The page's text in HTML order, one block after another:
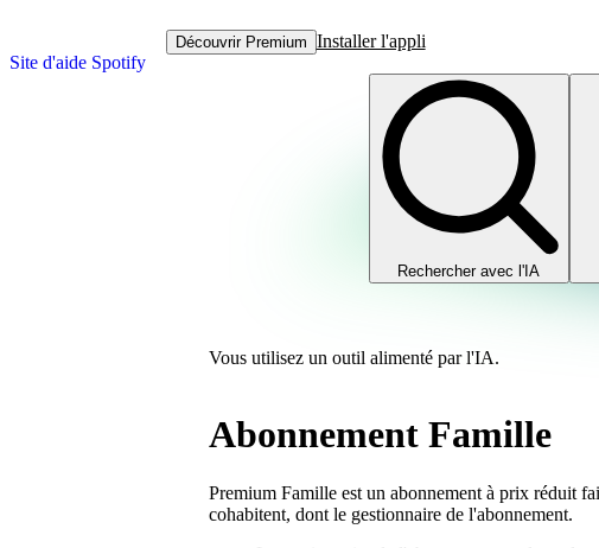
Site d'aide Spotify
Découvrir Premium Installer l'appli
Rechercher avec l'IA
Vous utilisez un outil alimenté par l'IA.
Abonnement Famille
Premium Famille est un abonnement à prix réduit
cohabitent, dont le gestionnaire de l'abonnement.